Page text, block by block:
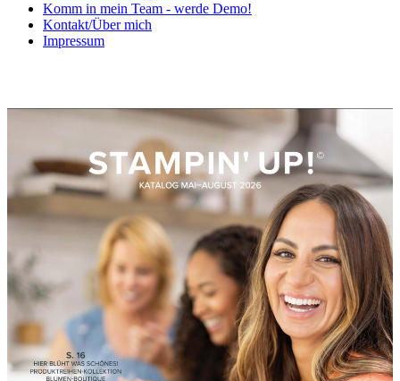
Komm in mein Team - werde Demo!
Kontakt/Über mich
Impressum